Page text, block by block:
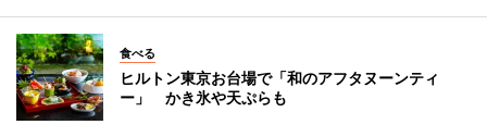
食べる
ヒルトン東京お台場で「和のアフタヌーンティ
ー」 かき氷や天ぷらも